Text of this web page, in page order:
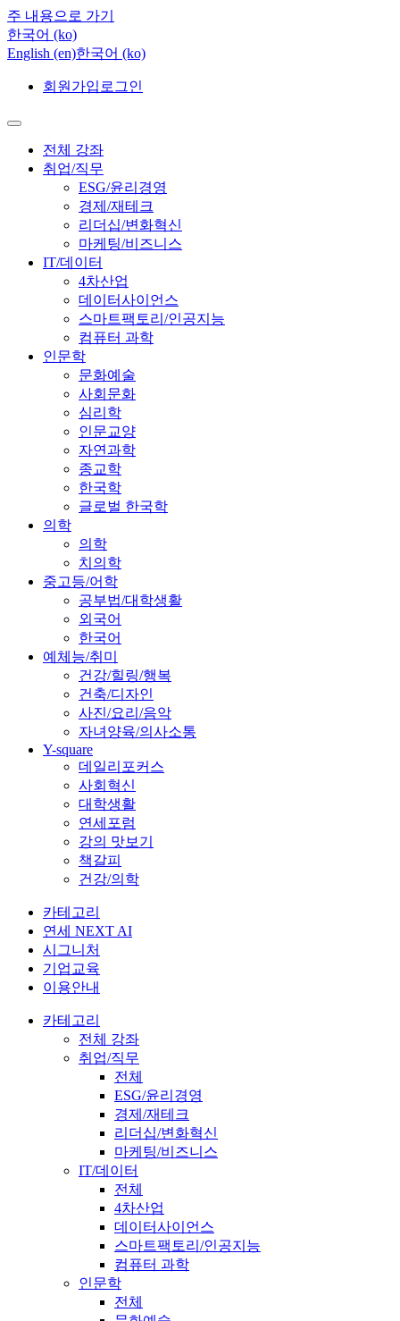
주 내용으로 가기
한국어 ‎(ko)‎
English ‎(en)‎한국어 ‎(ko)‎
회원가입 로그인
전체 강좌
취업/직무
ESG/윤리경영
경제/재테크
리더십/변화혁신
마케팅/비즈니스
IT/데이터
4차산업
데이터사이언스
스마트팩토리/인공지능
컴퓨터 과학
인문학
문화예술
사회문화
심리학
인문교양
자연과학
종교학
한국학
글로벌 한국학
의학
의학
치의학
중고등/어학
공부법/대학생활
외국어
한국어
예체능/취미
건강/힐링/행복
건축/디자인
사진/요리/음악
자녀양육/의사소통
Y-square
데일리포커스
사회혁신
대학생활
연세포럼
강의 맛보기
책갈피
건강/의학
카테고리
연세 NEXT AI
시그니처
기업교육
이용안내
카테고리
전체 강좌
취업/직무
전체
ESG/윤리경영
경제/재테크
리더십/변화혁신
마케팅/비즈니스
IT/데이터
전체
4차산업
데이터사이언스
스마트팩토리/인공지능
컴퓨터 과학
인문학
전체